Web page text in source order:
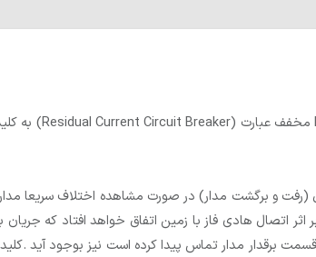
(رفت و برگشت مدار) در صورت مشاهده اختلاف سریعا
اثر اتصال هادی فاز با زمین اتفاق خواهد افتاد که
برقدار مدار تماس پیدا کرده است نیز بوجود آید